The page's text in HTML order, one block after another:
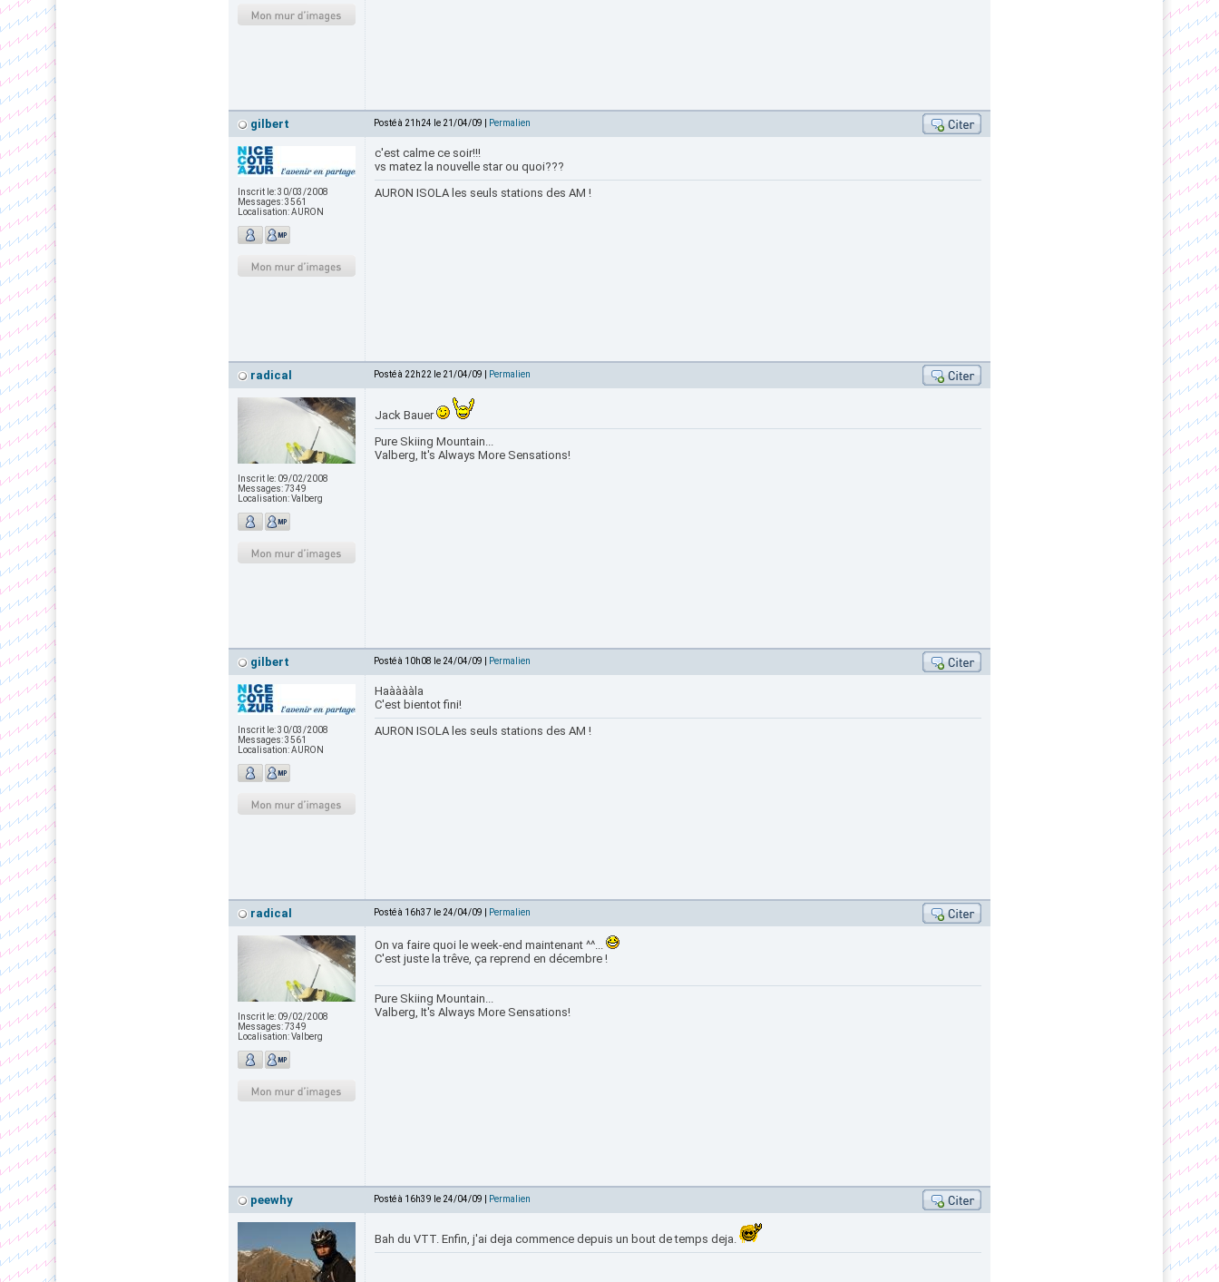
gilbert Posté à 21h24 le 21/04/09 | Permalien
Inscrit le:30/03/2008
Messages:3561
Localisation:AURON
c'est calme ce soir!!!
vs matez la nouvelle star ou quoi???
AURON ISOLA les seuls stations des AM !
radical Posté à 22h22 le 21/04/09 | Permalien
Inscrit le: 09/02/2008
Messages:7349
Localisation:Valberg
Jack Bauer
Pure Skiing Mountain...
Valberg, It's Always More Sensations!
gilbert Posté à 10h08 le 24/04/09 | Permalien
Inscrit le:30/03/2008
Messages:3561
Localisation:AURON
Haààààla
C'est bientot fini!
AURON ISOLA les seuls stations des AM !
radical Posté à 16h37 le 24/04/09 | Permalien
Inscrit le: 09/02/2008
Messages:7349
Localisation:Valberg
On va faire quoi le week-end maintenant ^^...
C'est juste la trêve, ça reprend en décembre !
Pure Skiing Mountain...
Valberg, It's Always More Sensations!
peewhy Posté à 16h39 le 24/04/09 | Permalien
Bah du VTT. Enfin, j'ai deja commence depuis un bout de temps deja.